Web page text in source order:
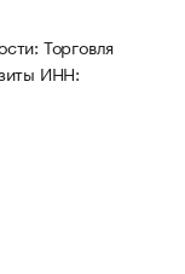
Торговля
ИНН: